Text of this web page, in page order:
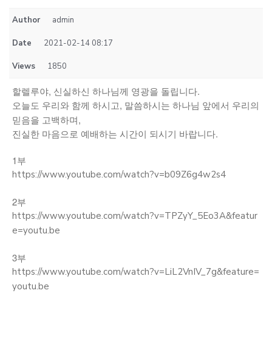
Author admin
Date 2021-02-14 08:17
Views 1850
할렐루야, 신실하신 하나님께 영광을 돌립니다.
오늘도 우리와 함께 하시고, 말씀하시는 하나님 앞에서 우리의
믿음을 고백하며,
진실한 마음으로 예배하는 시간이 되시기 바랍니다.
1부
https://www.youtube.com/watch?v=b09Z6g4w2s4
2부
https://www.youtube.com/watch?v=TPZyY_5Eo3A&featur
e=youtu.be
3부
https://www.youtube.com/watch?v=LiL2VnIV_7g&feature=
youtu.be